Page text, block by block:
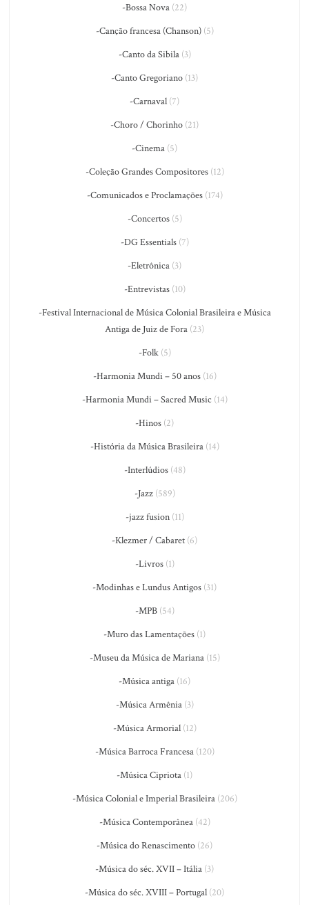
-Bossa Nova (22)
-Canção francesa (Chanson)(5)
-Canto da Sibila(3)
-Canto Gregoriano (13)
-Carnaval (7)
-Choro / Chorinho (21)
-Cinema (5)
-Coleção Grandes Compositores(12)
-Comunicados e Proclamações(174)
-Concertos(5)
-DG Essentials(7)
-Eletrônica (3)
-Entrevistas(10)
-Festival Internacional de Música Colonial Brasileira e Música
Antiga de Juiz de Fora (23)
-Folk(5)
-Harmonia Mundi – 50 anos(16)
-Harmonia Mundi – Sacred Music (14)
-Hinos (2)
-História da Música Brasileira(14)
-Interlúdios(48)
-Jazz(589)
-jazz fusion(11)
-Klezmer / Cabaret (6)
-Livros(1)
-Modinhas e Lundus Antigos (31)
-MPB(54)
-Muro das Lamentações (1)
-Museu da Música de Mariana(15)
-Música antiga (16)
-Música Armênia(3)
-Música Armorial(12)
-Música Barroca Francesa(120)
-Música Cipriota (1)
-Música Colonial e Imperial Brasileira(206)
-Música Contemporânea(42)
-Música do Renascimento (26)
-Música do séc. XVII – Itália (3)
-Música do séc. XVIII – Portugal (20)